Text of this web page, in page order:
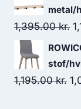
metal/
1,395.00kr.
stof/
1,195.00kr.